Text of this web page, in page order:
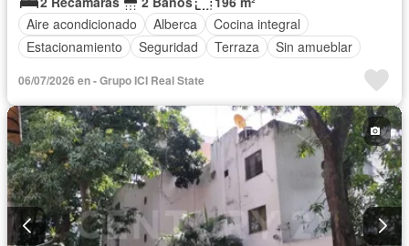
Aire acondicionado
Alberca
Cocina integral
Estacionamiento
Seguridad Terraza Sin amueblar
06/07/2026 en - Grupo ICI Real State